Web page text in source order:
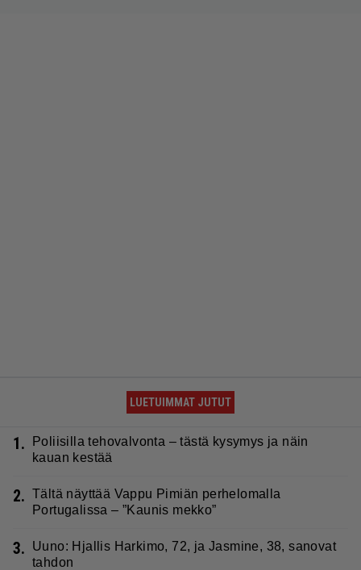
LUETUIMMAT JUTUT
1.
Poliisilla tehovalvonta – tästä kysymys ja näin
kauan kestää
2. Tältä näyttää Vappu Pimiän perhelomalla
Portugalissa – ”Kaunis mekko”
3.
Uuno: Hjallis Harkimo, 72, ja Jasmine, 38, sanovat
tahdon